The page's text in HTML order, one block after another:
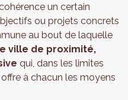
un certain
ou projets concrets
au bout de laquelle
ville de proximité,
qui, dans les limites
à chacun les moyens